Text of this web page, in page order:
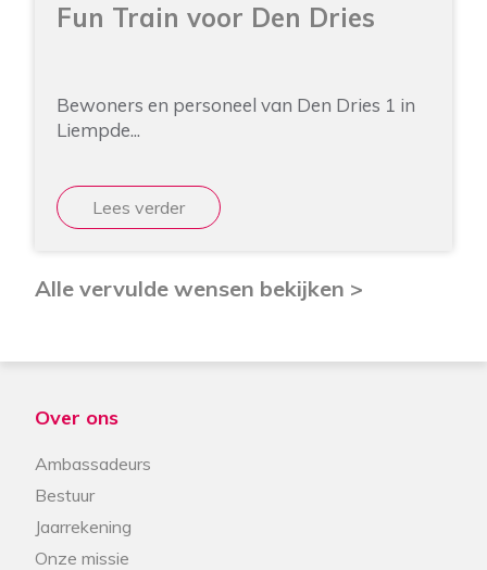
Fun Train voor Den Dries
Bewoners en personeel van Den Dries 1 in
Liempde...
Lees verder
Alle vervulde wensen bekijken >
Over ons
Ambassadeurs
Bestuur
Jaarrekening
Onze missie